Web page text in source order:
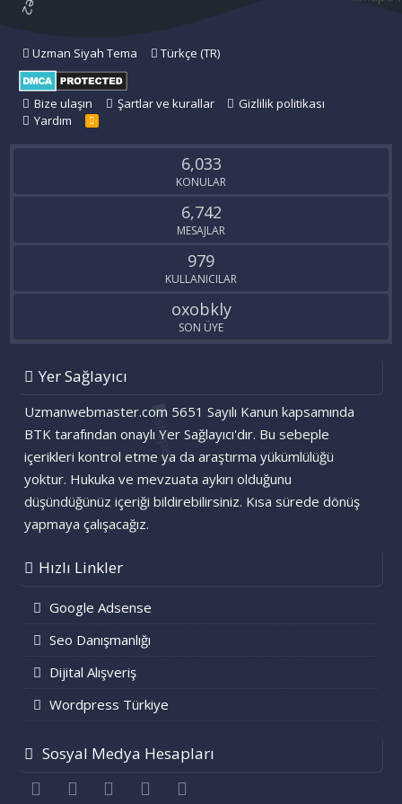
Uzman Siyah Tema Türkçe (TR)
Bize ulaşın Şartlar ve kurallar
Gizlilik politikası
Yardım
R
S
6,033
KONULAR
6,742
MESAJLAR
979
KULLANICILAR
oxobkly
SON ÜYE
Yer Sağlayıcı
Uzmanwebmaster.com 5651 Sayılı Kanun kapsamında
BTK tarafından onaylı Yer Sağlayıcı'dır. Bu sebeple
içerikleri kontrol etme ya da araştırma yükümlülüğü
yoktur. Hukuka ve mevzuata aykırı olduğunu
düşündüğünüz içeriği bildirebilirsiniz. Kısa sürede dönüş
yapmaya çalışacağız.
Hızlı Linkler
Google Adsense
Seo Danışmanlığı
Dijital Alışveriş
Wordpress Türkiye
Sosyal Medya Hesapları
FacebookTwitter youtubeBize ulaşın